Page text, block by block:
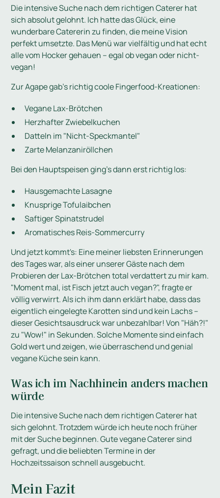
Die intensive Suche nach dem richtigen Caterer hat
sich absolut gelohnt. Ich hatte das Glück, eine
wunderbare Catererin zu finden, die meine Vision
perfekt umsetzte. Das Menü war vielfältig und hat echt
alle vom Hocker gehauen – egal ob vegan oder nicht-
vegan!
Zur Agape gab's richtig coole Fingerfood-Kreationen:
Vegane Lax-Brötchen
Herzhafter Zwiebelkuchen
Datteln im "Nicht-Speckmantel"
Zarte Melanzaniröllchen
Bei den Hauptspeisen ging's dann erst richtig los:
Hausgemachte Lasagne
Knusprige Tofulaibchen
Saftiger Spinatstrudel
Aromatisches Reis-Sommercurry
Und jetzt kommt's: Eine meiner liebsten Erinnerungen
des Tages war, als einer unserer Gäste nach dem
Probieren der Lax-Brötchen total verdattert zu mir kam.
"Moment mal, ist Fisch jetzt auch vegan?", fragte er
völlig verwirrt. Als ich ihm dann erklärt habe, dass das
eigentlich eingelegte Karotten sind und kein Lachs –
dieser Gesichtsausdruck war unbezahlbar! Von "Häh?!"
zu "Wow!" in Sekunden. Solche Momente sind einfach
Gold wert und zeigen, wie überraschend und genial
vegane Küche sein kann.
Was ich im Nachhinein anders machen
würde
Die intensive Suche nach dem richtigen Caterer hat
sich gelohnt. Trotzdem würde ich heute noch früher
mit der Suche beginnen. Gute vegane Caterer sind
gefragt, und die beliebten Termine in der
Hochzeitssaison schnell ausgebucht.
Mein Fazit